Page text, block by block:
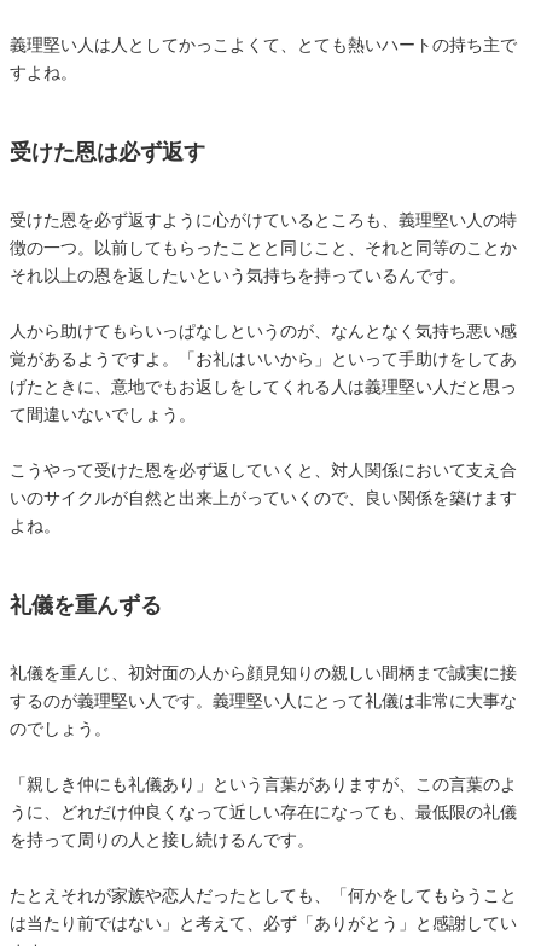
義理堅い人は人としてかっこよくて、とても熱いハートの持ち主で
すよね。
受けた恩は必ず返す
受けた恩を必ず返すように心がけているところも、義理堅い人の特
徴の一つ。以前してもらったことと同じこと、それと同等のことか
それ以上の恩を返したいという気持ちを持っているんです。
人から助けてもらいっぱなしというのが、なんとなく気持ち悪い感
覚があるようですよ。「お礼はいいから」といって手助けをしてあ
げたときに、意地でもお返しをしてくれる人は義理堅い人だと思っ
て間違いないでしょう。
こうやって受けた恩を必ず返していくと、対人関係において支え合
いのサイクルが自然と出来上がっていくので、良い関係を築けます
よね。
礼儀を重んずる
礼儀を重んじ、初対面の人から顔見知りの親しい間柄まで誠実に接
するのが義理堅い人です。義理堅い人にとって礼儀は非常に大事な
のでしょう。
「親しき仲にも礼儀あり」という言葉がありますが、この言葉のよ
うに、どれだけ仲良くなって近しい存在になっても、最低限の礼儀
を持って周りの人と接し続けるんです。
たとえそれが家族や恋人だったとしても、「何かをしてもらうこと
は当たり前ではない」と考えて、必ず「ありがとう」と感謝してい